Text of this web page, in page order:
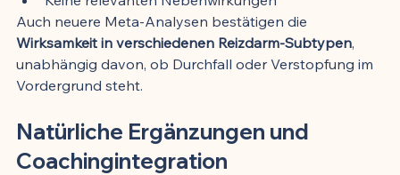
Auch neuere Meta-Analysen bestätigen die
Wirksamkeit in verschiedenen Reizdarm-Subtypen,
unabhängig davon, ob Durchfall oder Verstopfung im
Vordergrund steht.
Natürliche Ergänzungen und
Coachingintegration